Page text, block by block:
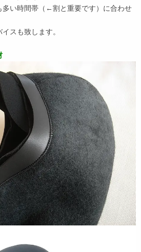
多い時間帯（←割と重要です）に合わせ
スも致します。